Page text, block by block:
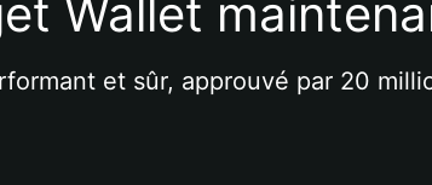
Wallet
et sûr, approuvé par 20